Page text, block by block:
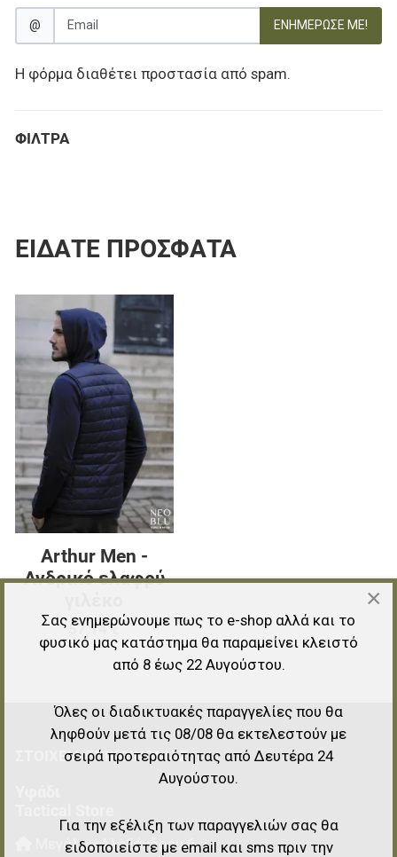
ΦΊΛΤΡΑ
@ ΕΝΗΜΈΡΩΣΕ ΜΕ!
Η φόρμα διαθέτει προστασία από spam.
ΕΊΔΑΤΕ ΠΡΌΣΦΑΤΑ
Arthur Men -
Ανδρικό ελαφρύ
57,14 €
ΣΤΟΙΧΕΊΑ EΠΙΚΟΙΝΩΝΊΑΣ
Μεγάλου Αλεξάνδρου 6
×
Σας ενημερώνουμε πως το e-shop αλλά και το
φυσικό μας κατάστημα θα παραμείνει κλειστό
από 8 έως 22 Αυγούστου.
Όλες οι διαδικτυακές παραγγελίες που θα
ληφθούν μετά τις 08/08 θα εκτελεστούν με
σειρά προτεραιότητας από Δευτέρα 24
Αυγούστου.
Για την εξέλιξη των παραγγελιών σας θα
ειδοποιείστε με email και sms πριν την